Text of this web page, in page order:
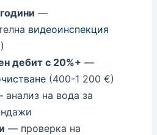
—
видеоинспекция
дебит с 20%+ —
(400-1 200 €)
на вода за
— проверка на